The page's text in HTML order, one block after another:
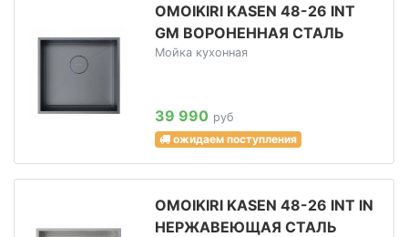
OMOIKIRI KASEN 48-26 INT
GM ВОРОНЕННАЯ СТАЛЬ
Мойка кухонная
39 990 руб
ожидаем поступления
OMOIKIRI KASEN 48-26 INT IN
НЕРЖАВЕЮЩАЯ СТАЛЬ